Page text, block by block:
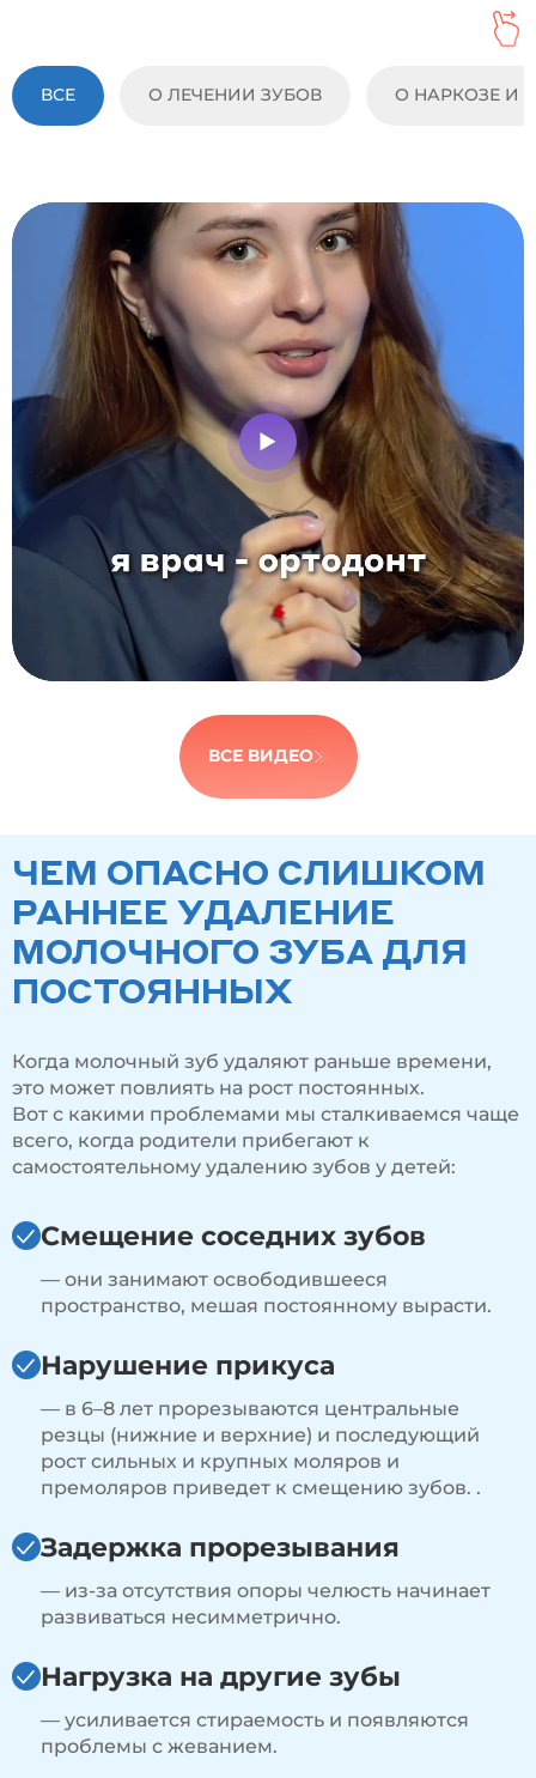
ВСЕ О ЛЕЧЕНИИ ЗУБОВ О НАРКОЗЕ И
ВСЕ ВИДЕО
ЧЕМ ОПАСНО СЛИШКОМ
РАННЕЕ УДАЛЕНИЕ
МОЛОЧНОГО ЗУБА ДЛЯ
ПОСТОЯННЫХ
Когда молочный зуб удаляют раньше времени,
это может повлиять на рост постоянных.
Вот с какими проблемами мы сталкиваемся чаще
всего, когда родители прибегают к
самостоятельному удалению зубов у детей:
Смещение соседних зубов
— они занимают освободившееся
пространство, мешая постоянному вырасти.
Нарушение прикуса
— в 6–8 лет прорезываются центральные
резцы (нижние и верхние) и последующий
рост сильных и крупных моляров и
премоляров приведет к смещению зубов. .
Задержка прорезывания
— из-за отсутствия опоры челюсть начинает
развиваться несимметрично.
Нагрузка на другие зубы
— усиливается стираемость и появляются
проблемы с жеванием.